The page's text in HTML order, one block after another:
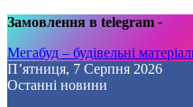
Замовлення в telegram -
Мегабуд – будівельні
П’ятниця, 7 Серпня 2026
Останні новини